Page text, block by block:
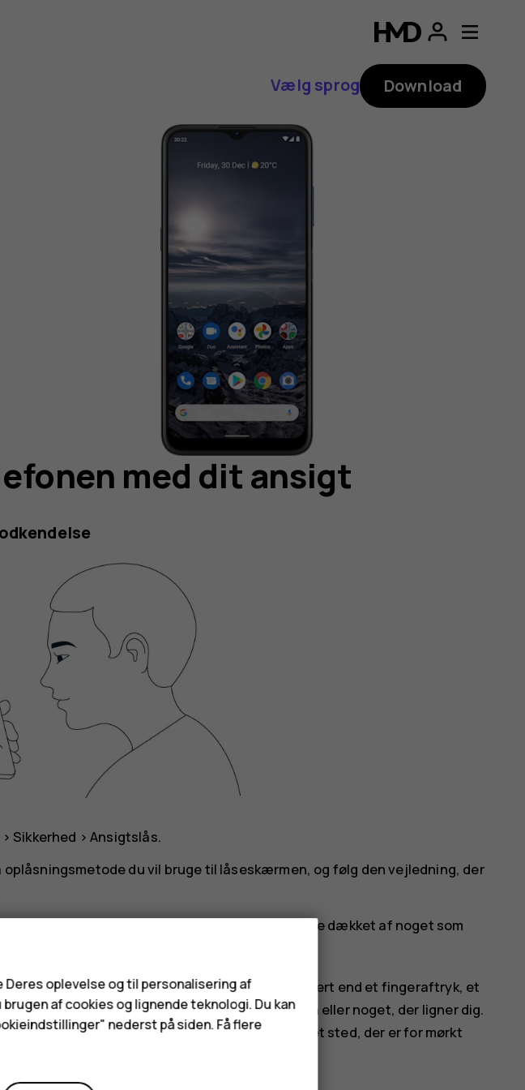
Vælg sprog Download
med dit ansigt
> Sikkerhed >Ansigtslås.
du vil bruge til låseskærmen, og følg den vejledning, der
for, at dit ansigt er fuldt synligt. Det må ikke være dækket af noget som
til at låse din telefon op er mindre sikkert end et fingeraftryk, et
Din telefon kan blive låst op af nogen eller noget, der ligner dig.
muligvis ikke korrekt med baggrundslys eller et sted, der er for mørkt
oplevelse og til personalisering af
af cookies og lignende teknologi. Du kan
nederst på siden. Få flere